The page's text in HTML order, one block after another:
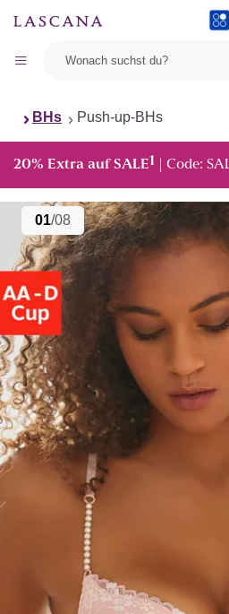
BHs Push-up-BHs
20% Extra auf SALE1 | Code:
01/08